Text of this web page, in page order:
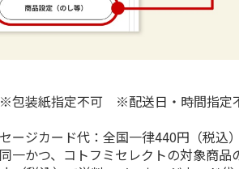
装紙指定不可 ※配送日・時間指定
ージカード代：全国一律440円（税込
一かつ、コトフミセレクトの対象商品